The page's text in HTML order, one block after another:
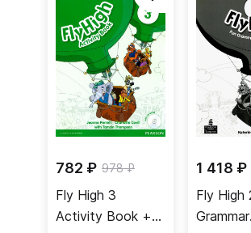
782 ₽ 978 ₽
Fly High 3
Activity Book +
1 418 ₽
Fly High
Grammar